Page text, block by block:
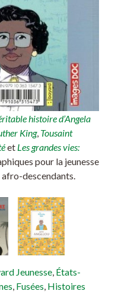
histoire d’Angela
King, Tousaint
et Les grandes vies:
pour la jeunesse
afro-descendants.
Jeunesse, États-
, Fusées, Histoires